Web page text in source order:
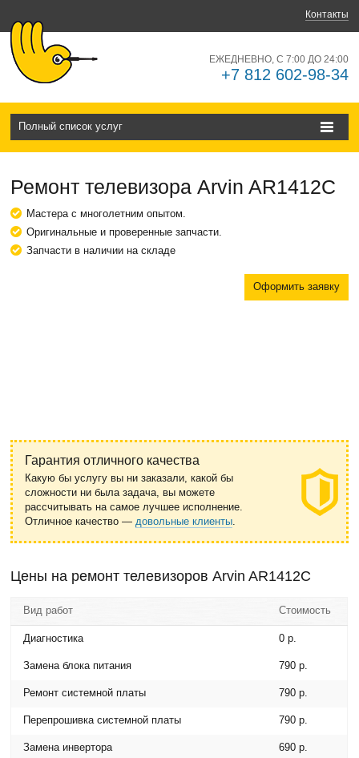
Контакты
ЕЖЕДНЕВНО, С 7:00 ДО 24:00
+7 812 602-98-34
Полный список услуг
Ремонт телевизора Arvin AR1412C
Мастера с многолетним опытом.
Оригинальные и проверенные запчасти.
Запчасти в наличии на складе
Оформить заявку
Гарантия отличного качества
Какую бы услугу вы ни заказали, какой бы
сложности ни была задача, вы можете
рассчитывать на самое лучшее исполнение.
Отличное качество —довольные клиенты.
Цены на ремонт телевизоров Arvin AR1412C
Вид работ Стоимость
Диагностика 0 р.
Замена блока питания 790 р.
Ремонт системной платы 790 р.
Перепрошивка системной платы 790 р.
Замена инвертора 690 р.